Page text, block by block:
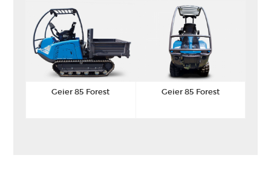
Geier 85 Forest Geier 85 Forest